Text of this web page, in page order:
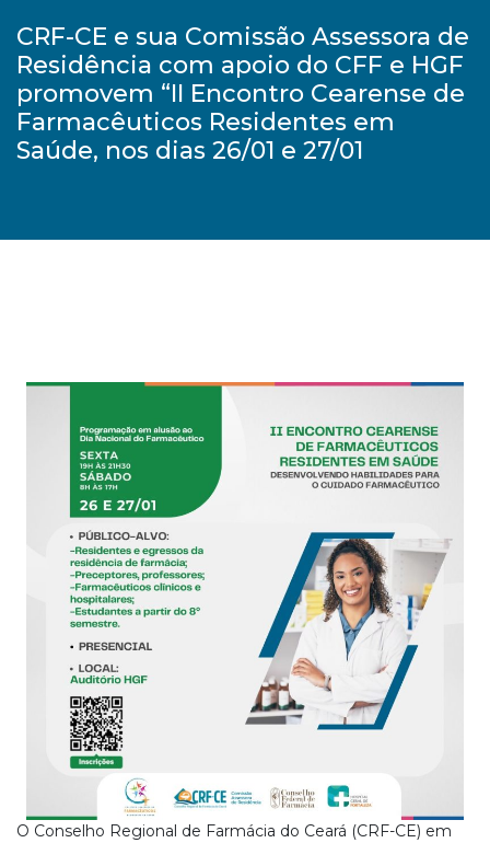
CRF-CE e sua Comissão Assessora de
Residência com apoio do CFF e HGF
promovem “II Encontro Cearense de
Farmacêuticos Residentes em
Saúde, nos dias 26/01 e 27/01
O Conselho Regional de Farmácia do Ceará (CRF-CE) em